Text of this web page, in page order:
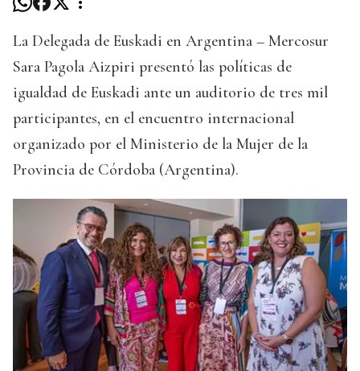
La Delegada de Euskadi en Argentina – Mercosur
Sara Pagola Aizpiri presentó las políticas de
igualdad de Euskadi ante un auditorio de tres mil
participantes, en el encuentro internacional
organizado por el Ministerio de la Mujer de la
Provincia de Córdoba (Argentina).